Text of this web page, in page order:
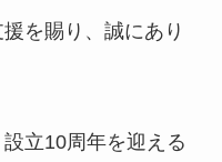
を賜り、誠にあり
立10周年を迎える